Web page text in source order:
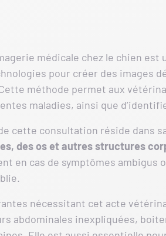
médicale chez le chien
pour créer des images
méthode permet aux
maladies, ainsi que
cette consultation réside dans
des os et autres structures
en cas de symptômes ambigus
nécessitant cet acte
abdominales inexpliquées,